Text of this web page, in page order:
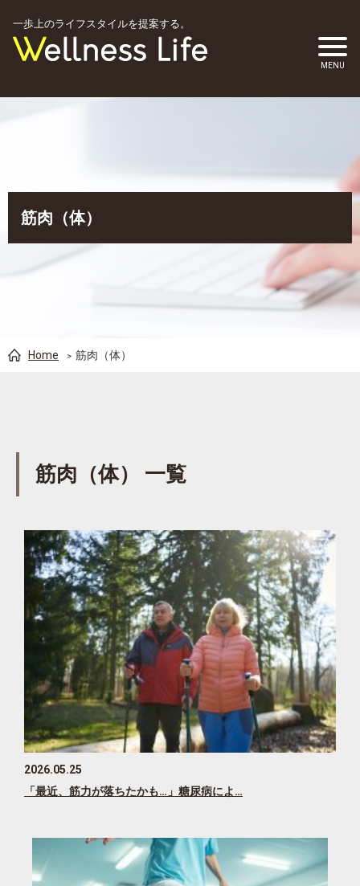
一歩上のライフスタイルを提案する。
筋肉（体）
Home 筋肉（体）
筋肉（体） 一覧
2026.05.25
「最近、筋力が落ちたかも…」糖尿病によ…